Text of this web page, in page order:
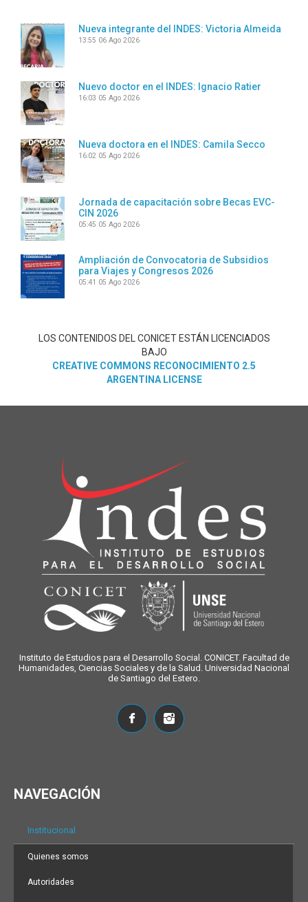
Nueva integrante del INDES: Victoria Almeida
13:55 06 Ago 2026
Nuevo doctor en el INDES: Ignacio Ratier
16:03 05 Ago 2026
Nueva doctora en el INDES: Camila Secco
16:02 05 Ago 2026
Jornada de capacitación sobre Becas EVC-
CIN 2026
05:45 05 Ago 2026
Ampliación de Convocatoria de Subsidios
para Viajes y Congresos 2026
05:41 05 Ago 2026
LOS CONTENIDOS DEL CONICET ESTÁN LICENCIADOS
BAJO
CREATIVE COMMONS RECONOCIMIENTO 2.5
ARGENTINA LICENSE
Instituto de Estudios para el Desarrollo Social. CONICET. Facultad de
Humanidades, Ciencias Sociales y de la Salud. Universidad Nacional
de Santiago del Estero.
NAVEGACIÓN
Institucional
Quienes somos
Autoridades